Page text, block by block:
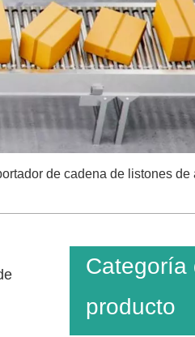
de cadena de listones de
Categoría
producto